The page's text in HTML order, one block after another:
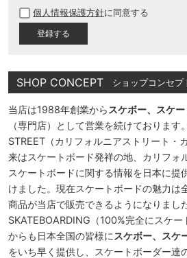
須
個人情報保護方針に同意する
SHOP CONCEPT ショップコンセプ
当店は1988年創業から スケボー、スケ
（専門店）として営業を続けております
STREET（カリフォルニアストリート・
来はスケートボード発祥の地、カリフォ
スケートボードに関する情報を日本に提
けました。現在スケートボードの魅力は
商品が当店で販売できるようになりまし
SKATEBOARDING（100%完全にスケ
からも日本全国の皆様に スケボー、スケ
をいち早く提供し、スケートボーダー達